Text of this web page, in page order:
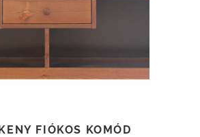
TOVÁBB OLVASOM
FIÓKOS KOMÓD